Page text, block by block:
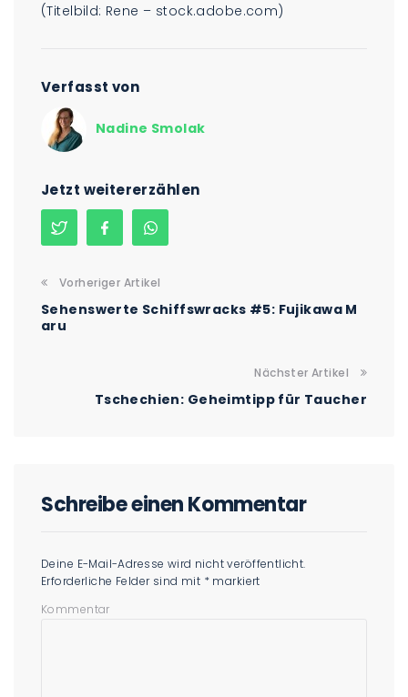
(Titelbild: Rene – stock.adobe.com)
Verfasst von
Nadine Smolak
Jetzt weitererzählen
Vorheriger Artikel
Sehenswerte Schiffswracks #5: Fujikawa M
aru
Nächster Artikel
Tschechien: Geheimtipp für Taucher
Schreibe einen Kommentar
Deine E-Mail-Adresse wird nicht veröffentlicht.
Erforderliche Felder sind mit * markiert
Kommentar